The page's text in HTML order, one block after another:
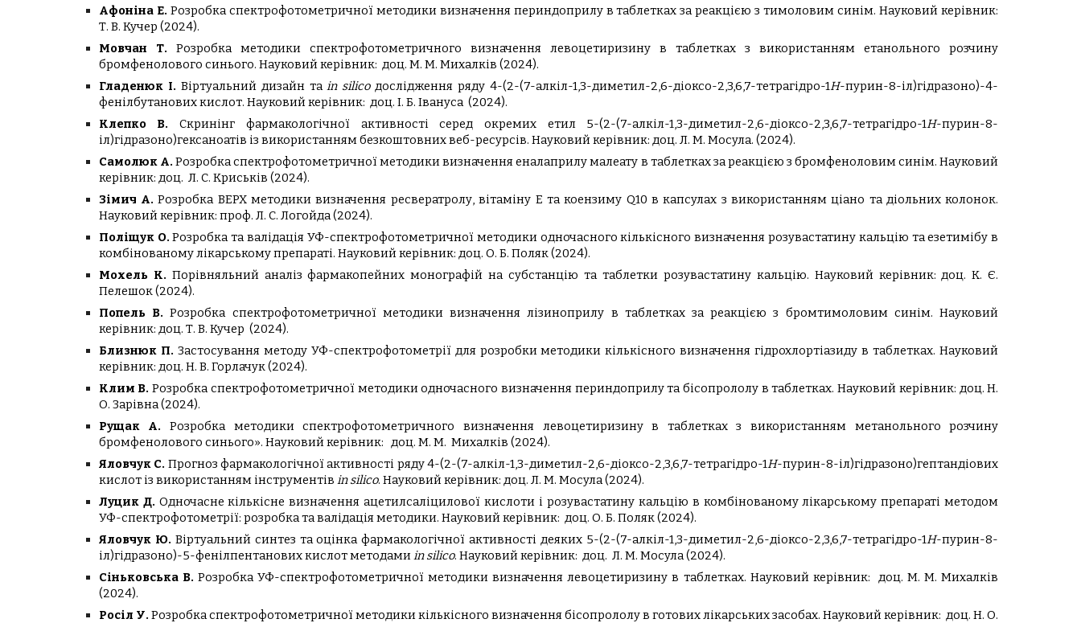
Афоніна Е. Розробка спектрофотометричної методики визначення периндоприлу в таблетках за реакцією з тимоловим синім.Науковий керівник:
Т. В. Кучер (2024).
Мовчан Т. Розробка методики спектрофотометричного визначення левоцетиризину в таблетках з використанням етанольного розчину
бромфенолового синього. Науковий керівник: доц. М. М. Михалків (2024).
Гладенюк І. Віртуальний дизайн таin silicoдослідження ряду 4-(2-(7-алкіл-1,3-диметил-2,6-діоксо-2,3,6,7-тетрагідро-1Н-пурин-8-іл)гідразоно)-4-
фенілбутанових кислот. Науковий керівник: доц. І. Б. Івануса (2024).
Клепко В.Скринінг фармакологічної активності серед окремих етил 5-(2-(7-алкіл-1,3-диметил-2,6-діоксо-2,3,6,7-тетрагідро-1Н-пурин-8-
іл)гідразоно)гексаноатів із використанням безкоштовних веб-ресурсів. Науковий керівник: доц. Л. М. Мосула. (2024).
Самолюк А. Розробка спектрофотометричної методики визначення еналаприлу малеату в таблетках за реакцією з бромфеноловим синім.Науковий
керівник: доц. Л. С. Криськів (2024).
Зімич А. Розробка ВЕРХ методики визначення ресвератролу, вітаміну Е та коензиму Q10 в капсулах з використанням ціано та діольних колонок.
Науковий керівник: проф. Л. С. Логойда(2024).
Поліщук О.Розробка та валідація УФ-спектрофотометричної методики одночасного кількісного визначення розувастатину кальцію та езетимібу в
комбінованому лікарському препараті. Науковий керівник: доц. О. Б. Поляк(2024).
Мохель К. Порівняльний аналіз фармакопейних монографій на субстанцію та таблетки розувастатину кальцію. Науковий керівник:доц. К. Є.
Пелешок(2024).
Попель В.Розробка спектрофотометричної методики визначення лізиноприлу в таблетках за реакцією з бромтимоловим синім.Науковий
керівник: доц. Т. В. Кучер (2024).
Близнюк П. Застосування методу УФ-спектрофотометрії для розробки методики кількісного визначення гідрохлортіазиду в таблетках.Науковий
керівник: доц. Н. В. Горлачук(2024).
Клим В.Розробка спектрофотометричної методики одночасного визначення периндоприлу та бісопрололу в таблетках.Науковий керівник: доц. Н.
О. Зарівна(2024).
Рущак А.Розробка методики спектрофотометричного визначення левоцетиризину в таблетках з використанням метанольного розчину
бромфенолового синього». Науковий керівник: доц. М. М. Михалків (2024).
Яловчук С. Прогноз фармакологічної активності ряду 4-(2-(7-алкіл-1,3-диметил-2,6-діоксо-2,3,6,7-тетрагідро-1Н-пурин-8-іл)гідразоно)гептандіових
кислот із використанням інструментів in silico. Науковий керівник: доц. Л. М. Мосула(2024).
Луцик Д. Одночасне кількісне визначення ацетилсаліцилової кислоти і розувастатину кальцію в комбінованому лікарському препараті методом
УФ-спектрофотометрії: розробка та валідація методики. Науковий керівник: доц. О. Б. Поляк(2024).
Яловчук Ю. Віртуальний синтез та оцінка фармакологічної активності деяких 5-(2-(7-алкіл-1,3-диметил-2,6-діоксо-2,3,6,7-тетрагідро-1Н-пурин-8-
іл)гідразоно)-5-фенілпентанових кислот методамиin silico. Науковий керівник: доц. Л. М. Мосула(2024).
Сіньковська В. Розробка УФ-спектрофотометричної методики визначення левоцетиризину в таблетках. Науковий керівник:
доц. М. М. Михалків
(2024).
Росіл У. Розробка спектрофотометричної методики кількісного визначення бісопрололу в готових лікарських засобах.Науковий керівник: доц. Н. О.